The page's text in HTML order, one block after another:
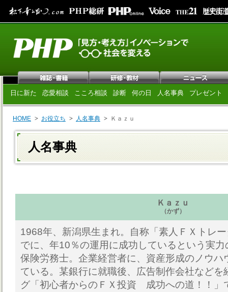
日に新た 恋愛相談 こころ相談 診断 何の日 人名事典 プレゼント
HOME お役立ち 人名事典 Ｋａｚｕ
人名事典
Ｋａｚｕ
（かず）
1968年、新潟県生まれ。自称「素人ＦＸトレ
でに、年10％の運用に成功しているという実
保険労務士。企業経営者に、資産形成のノウハ
ている。某銀行に就職後、広告制作会社などを
グ「初心者からのＦＸ投資 成功への道！！」